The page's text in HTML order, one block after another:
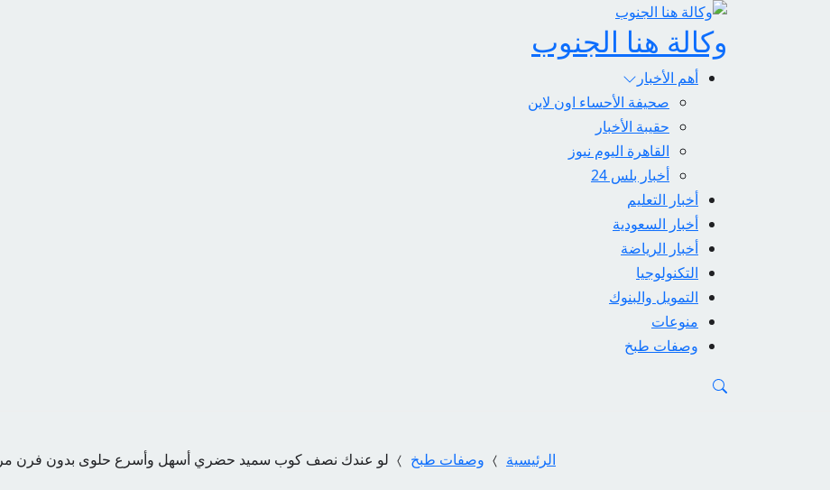
وكالة هنا الجنوب
أهم الأخبار
صحيفة الأحساء اون لاين
حقيبة الأخبار
القاهرة اليوم نيوز
أخبار بلس 24
أخبار التعليم
أخبار السعودية
أخبار الرياضة
التكنولوجيا
التمويل والبنوك
منوعات
وصفات طبخ
الرئيسية وصفات طبخ لو عندك نصف كوب سميد حضري أسهل وأسرع حلوى بدون فرن